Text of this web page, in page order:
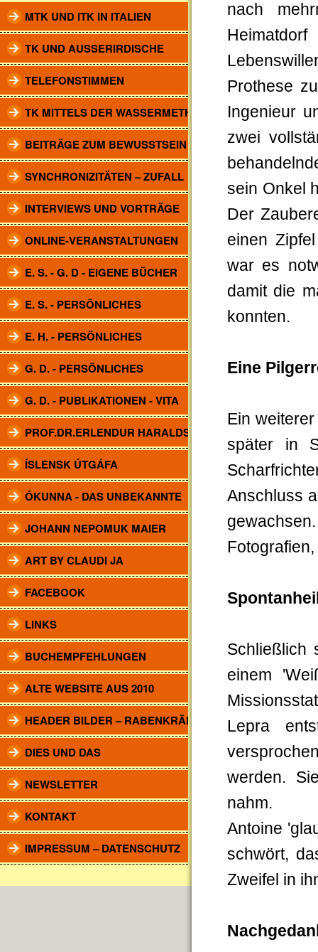
MTK UND ITK IN ITALIEN
TK UND AUSSERIRDISCHE
TELEFONSTIMMEN
TK MITTELS DER WASSERMETHODE
BEITRÄGE ZUM BEWUSSTSEIN
SYNCHRONIZITÄTEN – ZUFALL
INTERVIEWS UND VORTRÄGE
ONLINE-VERANSTALTUNGEN
E. S. - G. D - EIGENE BÜCHER
E. S. - PERSÖNLICHES
E. H. - PERSÖNLICHES
G. D. - PERSÖNLICHES
G. D. - PUBLIKATIONEN - VITA
PROF.DR.ERLENDUR HARALDSSON
ÍSLENSK ÚTGÁFA
ÓKUNNA - DAS UNBEKANNTE
JOHANN NEPOMUK MAIER
ART BY CLAUDI JA
FACEBOOK
LINKS
BUCHEMPFEHLUNGEN
ALTE WEBSITE AUS 2010
HEADER BILDER – RABENKRÄHEN
DIES UND DAS
NEWSLETTER
KONTAKT
IMPRESSUM – DATENSCHUTZ
nach
Prothese
Ingenieur
zwei
sein Onkel
Der
einen
war es
damit die
konnten.
Eine
Ein
später in
Anschluss
Schließlich
einem
Lepra
werden.
nahm.
Antoine
schwört,
Zweifel in